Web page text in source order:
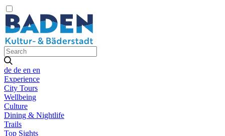
de de en en
Experience
City Tours
Wellbeing
Culture
Dining & Nightlife
Trails
Top Sights